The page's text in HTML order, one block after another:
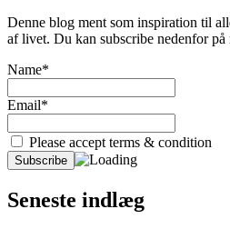
Denne blog ment som inspiration til
af livet. Du kan subscribe nedenfor
Name*
Email*
Please accept terms & condition
Seneste indlæg